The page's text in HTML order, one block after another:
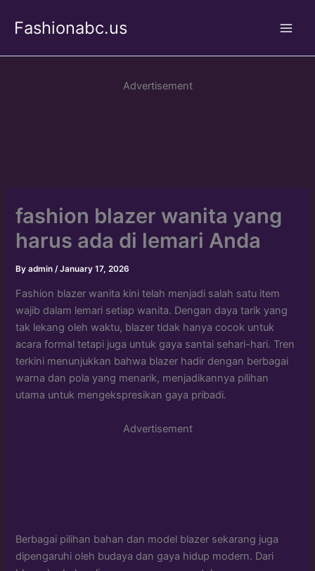
Fashionabc.us
Advertisement
fashion blazer wanita yang
harus ada di lemari Anda
Byadmin /January 17, 2026
Fashion blazer wanita kini telah menjadi salah satu item
wajib dalam lemari setiap wanita. Dengan daya tarik yang
tak lekang oleh waktu, blazer tidak hanya cocok untuk
acara formal tetapi juga untuk gaya santai sehari-hari. Tren
terkini menunjukkan bahwa blazer hadir dengan berbagai
warna dan pola yang menarik, menjadikannya pilihan
utama untuk mengekspresikan gaya pribadi.
Advertisement
Berbagai pilihan bahan dan model blazer sekarang juga
dipengaruhi oleh budaya dan gaya hidup modern. Dari